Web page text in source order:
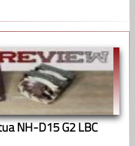
NH-D15 G2 LBC